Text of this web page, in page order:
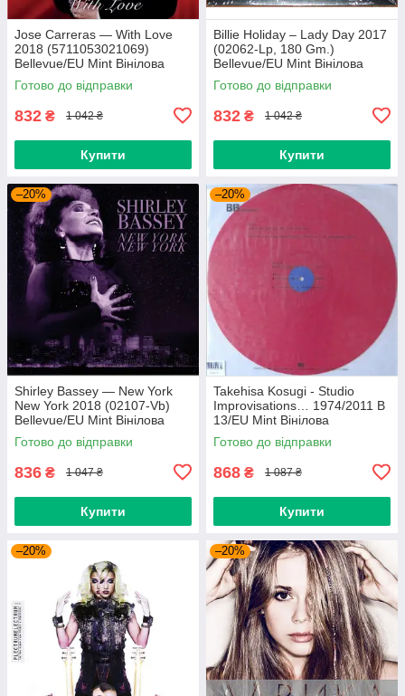
Jose Carreras — With Love
2018 (5711053021069)
Bellevue/EU Mint Вінілова
платівка (art.239665)
Готово до відправки
832 ₴ 1 042 ₴
Купити
Billie Holiday – Lady Day 2017
(02062-Lp, 180 Gm.)
Bellevue/EU Mint Вінілова
платівка (art.238958)
Готово до відправки
832 ₴ 1 042 ₴
Купити
–20%
Shirley Bassey — New York
New York 2018 (02107-Vb)
Bellevue/EU Mint Вінілова
платівка (art.238985)
Готово до відправки
836 ₴ 1 047 ₴
Купити
–20%
Takehisa Kosugi - Studio
Improvisations… 1974/2011 B
13/EU Mint Вінілова
пластинка (art.232754)
Готово до відправки
868 ₴ 1 087 ₴
Купити
–20% –20%